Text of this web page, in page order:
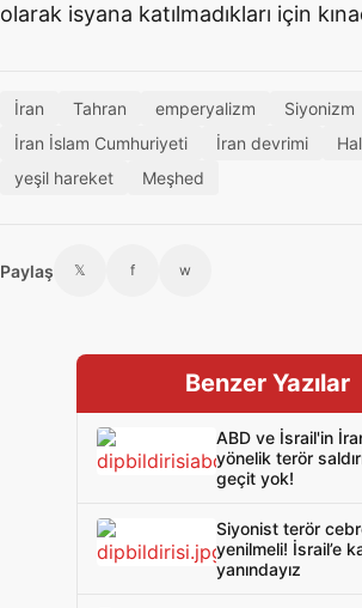
olarak isyana katılmadıkları için
İran Tahran emperyalizm
Siyonizm
İran İslam Cumhuriyeti
İran devrimi
yeşil hareket
Meşhed
Paylaş 𝕏 f w
Benzer Yazılar
ABD ve İsrail'in
yönelik terör
geçit yok!
Siyonist terör
yenilmeli! İsrail’e
yanındayız